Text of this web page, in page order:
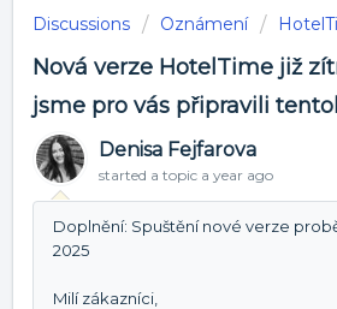
Discussions Oznámení
Nová verze HotelTime již
jsme pro vás připravili
Denisa Fejfarova
started a topic a year ago
Doplnění: Spuštění nové verze
2025
Milí zákazníci,